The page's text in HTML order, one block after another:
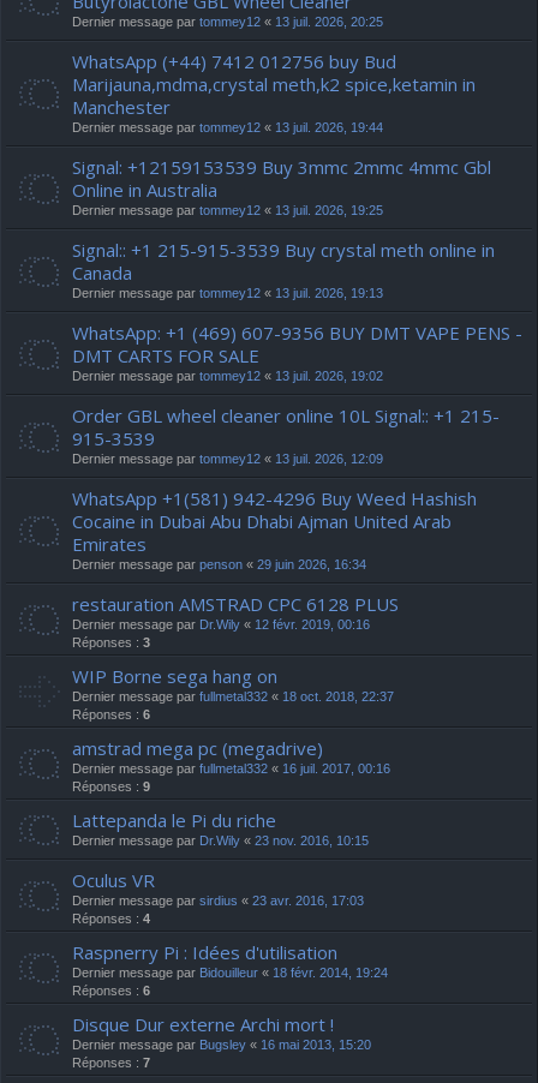
Dernier message par tommey12 « 13 juil. 2026, 20:25
WhatsApp (+44) 7412 012756 buy Bud
Marijauna,mdma,crystal meth,k2 spice,ketamin in
Manchester
Dernier message par tommey12 « 13 juil. 2026, 19:44
Signal: +12159153539 Buy 3mmc 2mmc 4mmc Gbl
Online in Australia
Dernier message par tommey12 « 13 juil. 2026, 19:25
Signal:: +1 215-915-3539 Buy crystal meth online in
Canada
Dernier message par tommey12 « 13 juil. 2026, 19:13
WhatsApp: +1 (469) 607-9356 BUY DMT VAPE PENS -
DMT CARTS FOR SALE
Dernier message par tommey12 « 13 juil. 2026, 19:02
Order GBL wheel cleaner online 10L Signal:: +1 215-
915-3539
Dernier message par tommey12 « 13 juil. 2026, 12:09
WhatsApp +1(581) 942-4296 Buy Weed Hashish
Cocaine in Dubai Abu Dhabi Ajman United Arab
Emirates
Dernier message par penson « 29 juin 2026, 16:34
restauration AMSTRAD CPC 6128 PLUS
Dernier message par Dr.Wily « 12 févr. 2019, 00:16
Réponses : 3
WIP Borne sega hang on
Dernier message par fullmetal332 « 18 oct. 2018, 22:37
Réponses : 6
amstrad mega pc (megadrive)
Dernier message par fullmetal332 « 16 juil. 2017, 00:16
Réponses : 9
Lattepanda le Pi du riche
Dernier message par Dr.Wily « 23 nov. 2016, 10:15
Oculus VR
Dernier message par sirdius « 23 avr. 2016, 17:03
Réponses : 4
Raspnerry Pi : Idées d'utilisation
Dernier message par Bidouilleur « 18 févr. 2014, 19:24
Réponses : 6
Disque Dur externe Archi mort !
Dernier message par Bugsley « 16 mai 2013, 15:20
Réponses : 7